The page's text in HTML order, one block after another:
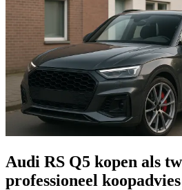
Audi RS Q5 kopen als
professioneel koopadvies